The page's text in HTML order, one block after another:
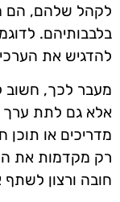
לקהל שלהם, הם
בלבבותיהם.
להדגיש את
מעבר לכך, חשוב
אלא גם לתת ערך
מדריכים או תוכן
רק מקדמות את
חובה ורצון